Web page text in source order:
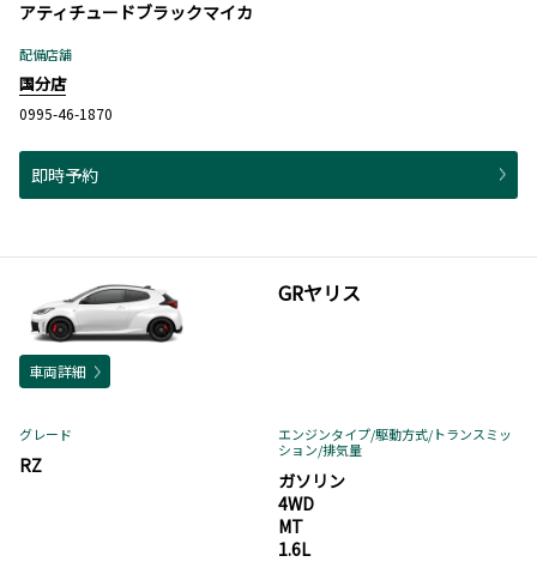
アティチュードブラックマイカ
配備店舗
国分店
0995-46-1870
即時予約
GRヤリス
車両詳細
グレード
RZ
エンジンタイプ/駆動方式/トランスミッ
ション/排気量
ガソリン
4WD
MT
1.6L